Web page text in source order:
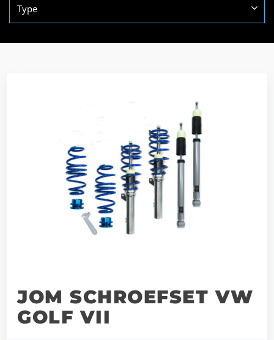
Type
JOM SCHROEFSET VW
GOLF VII